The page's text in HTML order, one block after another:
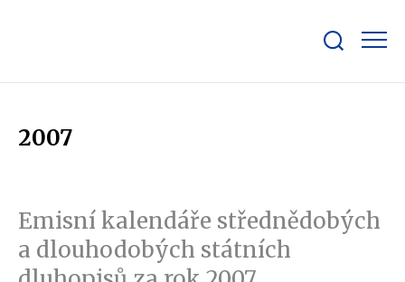
bar
2007
Emisní kalendáře střednědobých
a dlouhodobých státních